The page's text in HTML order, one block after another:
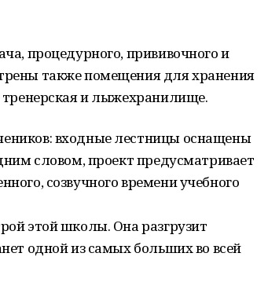
процедурного, прививочного и
также помещения для хранения
и лыжехранилище.
входные лестницы оснащены
словом, проект предусматривает
созвучного времени учебного
этой школы. Она разгрузит
одной из самых больших во всей